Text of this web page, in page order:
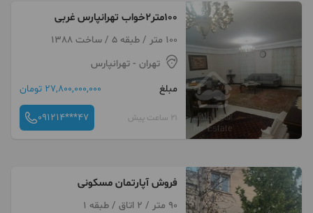
100متر2خواب تهرانپارس غربی
100 متر / طبقه 5 / ساخت 1388
تهران - تهرانپارس
مبلغ
27,800,000,000 تومان
21 ساعت پیش 091214***47
فروش آپارتمان مسکونی
90 متر / 2 اتاق / طبقه 1